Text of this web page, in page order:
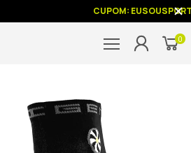
CUPOM:
0